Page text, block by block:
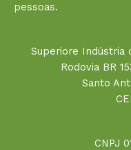
pessoas.
Superiore Indústria
Rodovia BR
Santo
CNPJ